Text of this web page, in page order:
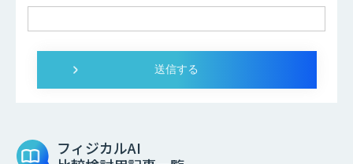
フィジカルAI